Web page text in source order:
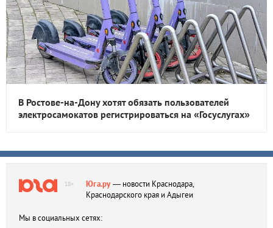
В Ростове-на-Дону хотят обязать пользователей
электросамокатов регистрироваться на «Госуслугах»
18+ Юга.ру— новости Краснодара,
Краснодарского края и Адыгеи
Мы в социальных сетях: